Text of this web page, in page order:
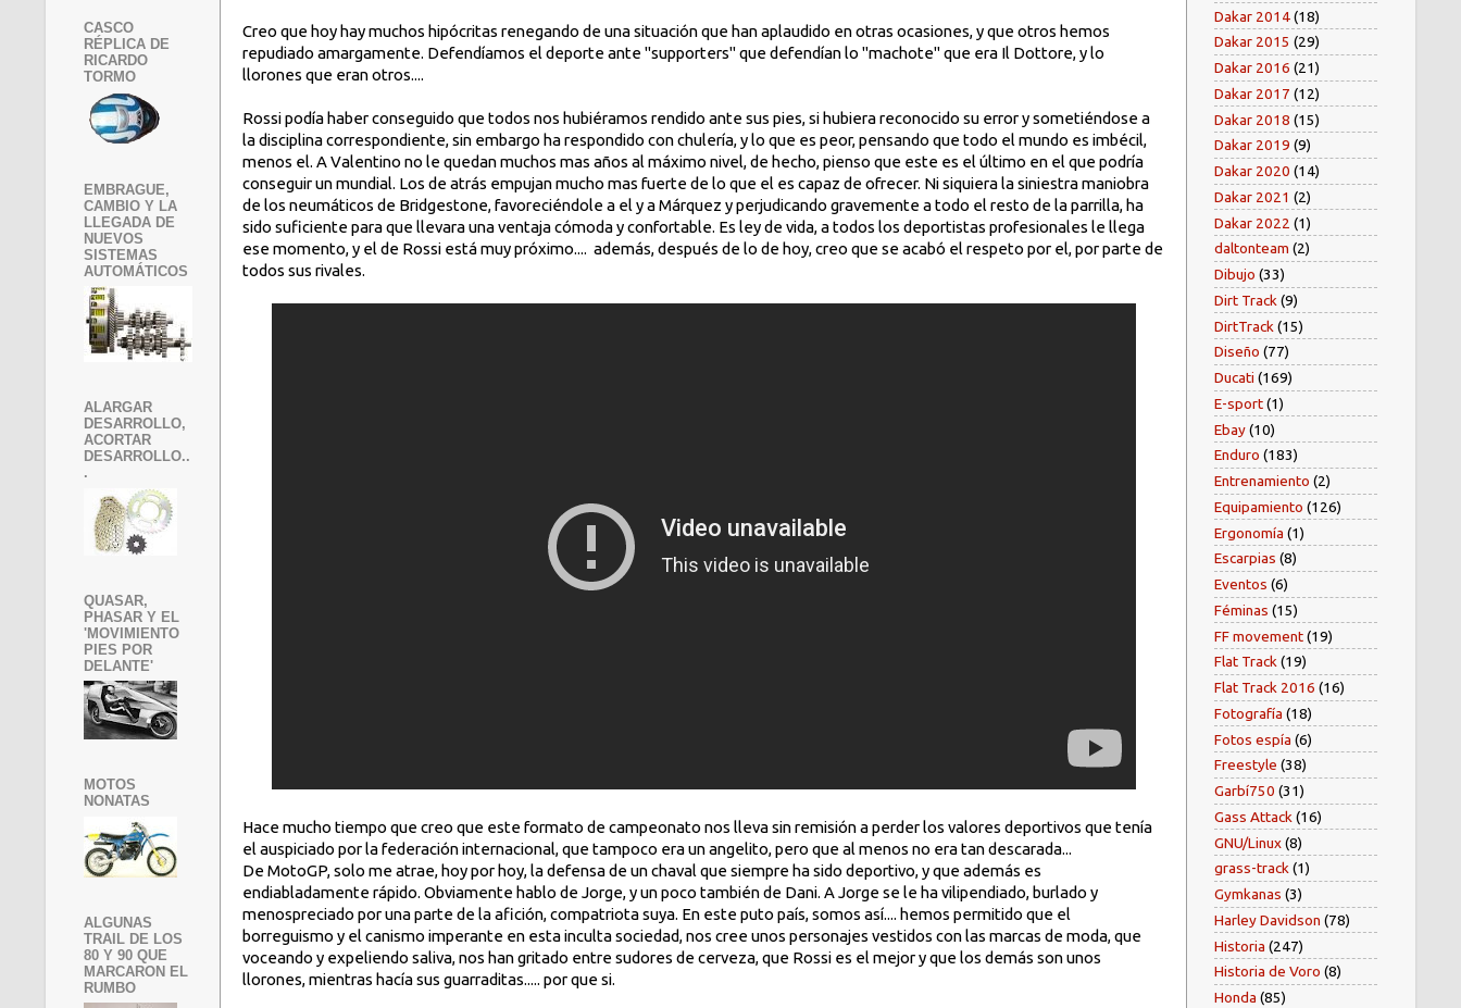
Creo que hoy hay muchos hipócritas renegando de una situación que han aplaudido en otras ocasiones, y que otros hemos
repudiado amargamente. Defendíamos el deporte ante "supporters" que defendían lo "machote" que era Il Dottore, y lo
llorones que eran otros....
Rossi podía haber conseguido que todos nos hubiéramos rendido ante sus pies, si hubiera reconocido su error y sometiéndose a
la disciplina correspondiente, sin embargo ha respondido con chulería, y lo que es peor, pensando que todo el mundo es imbécil,
menos el. A Valentino no le quedan muchos mas años al máximo nivel, de hecho, pienso que este es el último en el que podría
conseguir un mundial. Los de atrás empujan mucho mas fuerte de lo que el es capaz de ofrecer. Ni siquiera la siniestra maniobra
de los neumáticos de Bridgestone, favoreciéndole a el y a Márquez y perjudicando gravemente a todo el resto de la parrilla, ha
sido suficiente para que llevara una ventaja cómoda y confortable. Es ley de vida, a todos los deportistas profesionales le llega
ese momento, y el de Rossi está muy próximo.... además, después de lo de hoy, creo que se acabó el respeto por el, por parte de
todos sus rivales.
Hace mucho tiempo que creo que este formato de campeonato nos lleva sin remisión a perder los valores deportivos que tenía
el auspiciado por la federación internacional, que tampoco era un angelito, pero que al menos no era tan descarada...
De MotoGP, solo me atrae, hoy por hoy, la defensa de un chaval que siempre ha sido deportivo, y que además es
endiabladamente rápido. Obviamente hablo de Jorge, y un poco también de Dani. A Jorge se le ha vilipendiado, burlado y
menospreciado por una parte de la afición, compatriota suya. En este puto país, somos así.... hemos permitido que el
borreguismo y el canismo imperante en esta inculta sociedad, nos cree unos personajes vestidos con las marcas de moda, que
voceando y expeliendo saliva, nos han gritado entre sudores de cerveza, que Rossi es el mejor y que los demás son unos
llorones, mientras hacía sus guarraditas..... por que si.
CASCO
RÉPLICA DE
RICARDO
TORMO
EMBRAGUE,
CAMBIO Y LA
LLEGADA DE
NUEVOS
SISTEMAS
AUTOMÁTICOS
ALARGAR
DESARROLLO,
ACORTAR
DESARROLLO..
.
QUASAR,
PHASAR Y EL
'MOVIMIENTO
PIES POR
DELANTE'
MOTOS
NONATAS
ALGUNAS
TRAIL DE LOS
80 Y 90 QUE
MARCARON EL
RUMBO
Dakar 2014(18)
Dakar 2015 (29)
Dakar 2016 (21)
Dakar 2017 (12)
Dakar 2018 (15)
Dakar 2019 (9)
Dakar 2020 (14)
Dakar 2021 (2)
Dakar 2022 (1)
daltonteam (2)
Dibujo (33)
Dirt Track (9)
DirtTrack (15)
Diseño (77)
Ducati (169)
E-sport(1)
Ebay(10)
Enduro (183)
Entrenamiento (2)
Equipamiento (126)
Ergonomía (1)
Escarpias (8)
Eventos (6)
Féminas (15)
FF movement(19)
Flat Track(19)
Flat Track 2016 (16)
Fotografía (18)
Fotos espía (6)
Freestyle (38)
Garbí750 (31)
Gass Attack (16)
GNU/Linux(8)
grass-track(1)
Gymkanas (3)
Harley Davidson (78)
Historia (247)
Historia de Voro (8)
Honda (85)